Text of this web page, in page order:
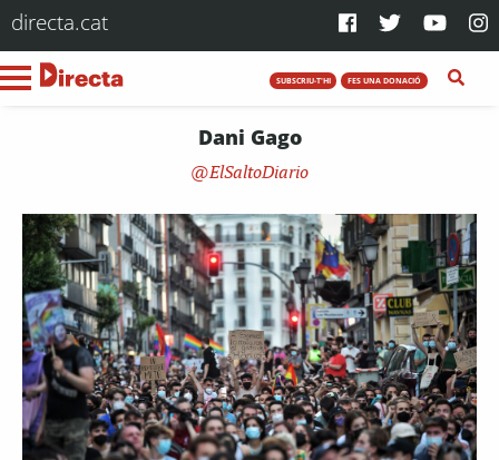
directa.cat
SUBSCRIU-T'HI FES UNA DONACIÓ
Dani Gago
ElSaltoDiario